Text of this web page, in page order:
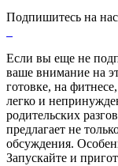
Подпишитесь на нас
Если вы еще не
ваше внимание на
готовке, на
легко и
родительских
предлагает не
обсуждения.
Запускайте и